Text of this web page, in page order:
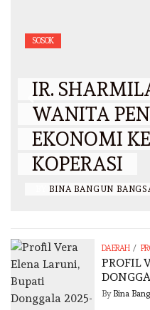
SOSOK
IR.
WANITA
EKONOMI
KOPERASI
BINA BANGUN
DAERAH /
PROFIL
By Bina